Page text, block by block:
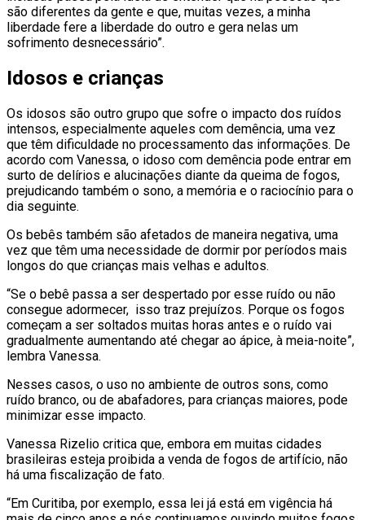
são diferentes da gente e que, muitas vezes, a minha
liberdade fere a liberdade do outro e gera nelas um
sofrimento desnecessário”.
Idosos e crianças
Os idosos são outro grupo que sofre o impacto dos ruídos
intensos, especialmente aqueles com demência, uma vez
que têm dificuldade no processamento das informações. De
acordo com Vanessa, o idoso com demência pode entrar em
surto de delírios e alucinações diante da queima de fogos,
prejudicando também o sono, a memória e o raciocínio para o
dia seguinte.
Os bebês também são afetados de maneira negativa, uma
vez que têm uma necessidade de dormir por períodos mais
longos do que crianças mais velhas e adultos.
“Se o bebê passa a ser despertado por esse ruído ou não
consegue adormecer, isso traz prejuízos. Porque os fogos
começam a ser soltados muitas horas antes e o ruído vai
gradualmente aumentando até chegar ao ápice, à meia-noite”,
lembra Vanessa.
Nesses casos, o uso no ambiente de outros sons, como
ruído branco, ou de abafadores, para crianças maiores, pode
minimizar esse impacto.
Vanessa Rizelio critica que, embora em muitas cidades
brasileiras esteja proibida a venda de fogos de artifício, não
há uma fiscalização de fato.
“Em Curitiba, por exemplo, essa lei já está em vigência há